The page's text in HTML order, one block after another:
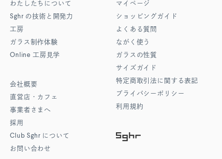
わたしたちについて
Sghr の技術と開発力
工房
ガラス制作体験
Online 工房見学
会社概要
直営店・カフェ
事業者さまへ
採用
Club Sghr について
お問い合わせ
マイページ
ショッピングガイド
よくある質問
ながく使う
ガラスの性質
サイズガイド
特定商取引法に関する表記
プライバシーポリシー
利用規約